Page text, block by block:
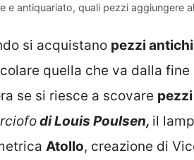
e antiquariato, quali pezzi aggiungere
si acquistano pezzi
quella che va dalla fine
se si riesce a scovare
di Louis Poulsen, il
Atollo, creazione di